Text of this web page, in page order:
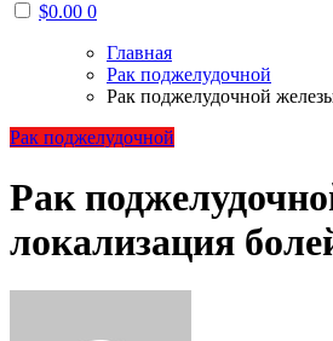
$0.00 0
Главная
Рак поджелудочной
Рак поджелудочной
Рак поджелудочной
Рак
локализация